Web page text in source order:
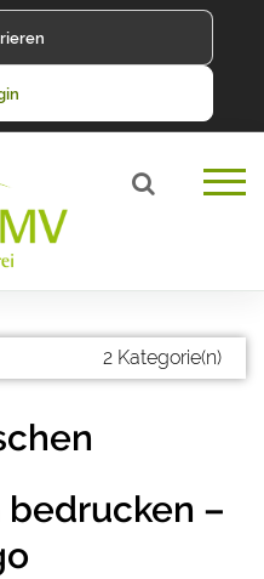
2 Kategorie(n)
–